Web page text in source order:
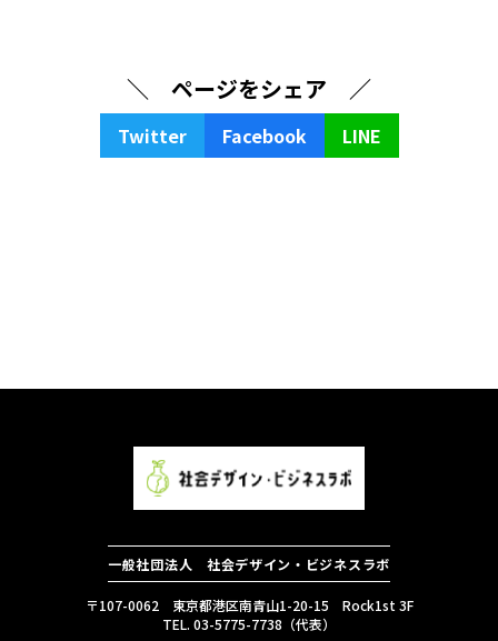
＼ ページをシェア ／
Twitter Facebook LINE
一般社団法人 社会デザイン・ビジネスラボ
〒107-0062 東京都港区南青山1-20-15 Rock1st 3F
TEL. 03-5775-7738（代表）